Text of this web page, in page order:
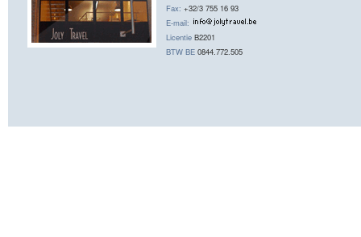
Fax: +32/3 755 16 93
E-mail:
Licentie B2201
BTW BE 0844.772.505